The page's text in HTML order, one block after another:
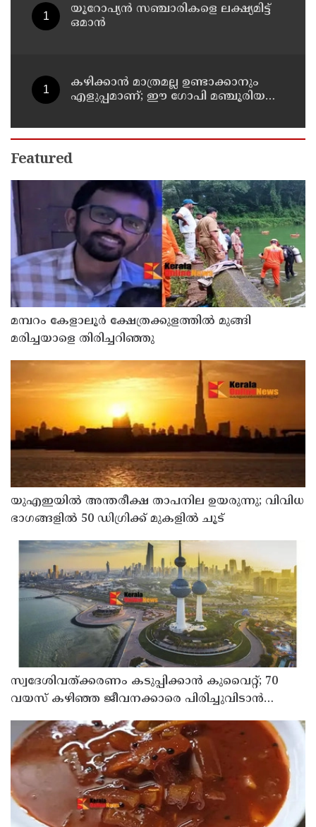
യൂറോപ്യന്‍ സഞ്ചാരികളെ ലക്ഷ്യമിട്ട്
ഒമാന്‍
കഴിക്കാൻ മാത്രമല്ല ഉണ്ടാക്കാനും
എളുപ്പമാണ്; ഈ ഗോപി മഞ്ചൂരിയൻ
Featured
മമ്പറം കേളാലൂർ ക്ഷേത്രക്കുളത്തിൽ മുങ്ങി
മരിച്ചയാളെ തിരിച്ചറിഞ്ഞു
യുഎഇയില്‍ അന്തരീക്ഷ താപനില ഉയരുന്നു; വിവിധ
ഭാഗങ്ങളില്‍ 50 ഡിഗ്രിക്ക് മുകളില്‍ ചൂട്
സ്വദേശിവത്ക്കരണം കടുപ്പിക്കാന്‍ കുവൈറ്റ്; 70
വയസ് കഴിഞ്ഞ ജീവനക്കാരെ പിരിച്ചുവിടാന്‍